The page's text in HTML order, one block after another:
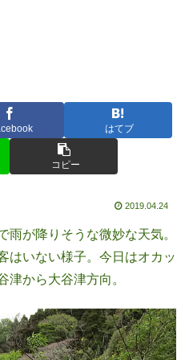
はてブ
コピー
2019.04.24
雨が降りそうな微妙な天気。
はいない様子。今日はオカッ
津から大谷津方向。